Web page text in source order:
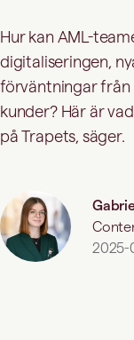
Hur kan AML-
digitaliseringen,
förväntningar från
kunder? Här är
på Trapets, säger.